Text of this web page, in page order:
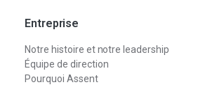
Entreprise
Notre histoire et notre leadership
Équipe de direction
Pourquoi Assent